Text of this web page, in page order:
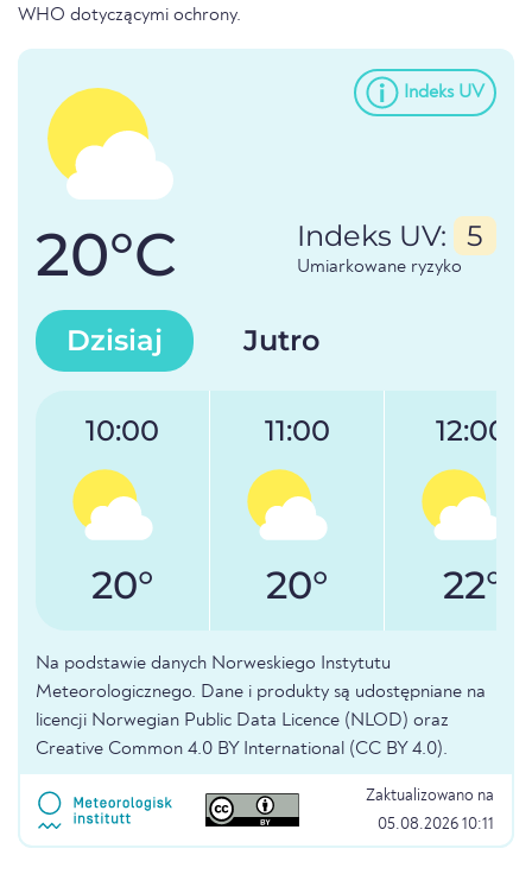
WHO dotyczącymi ochrony.
Indeks UV
20°C Indeks UV: 5
Umiarkowane ryzyko
Dzisiaj Jutro
10:00
20°
11:00
20°
12:00
22°
Na podstawie danych Norweskiego Instytutu
Meteorologicznego. Dane i produkty są udostępniane na
licencji Norwegian Public Data Licence (NLOD) oraz
Creative Common 4.0 BY International (CC BY 4.0).
Zaktualizowano na
05.08.2026 10:11